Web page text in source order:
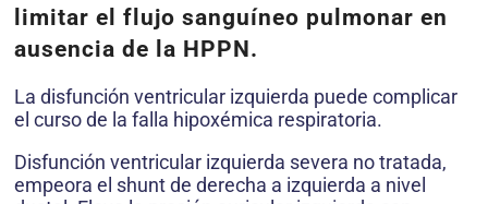
limitar el flujo sanguíneo pulmonar en
ausencia de la HPPN.
La disfunción ventricular izquierda puede complicar
el curso de la falla hipoxémica respiratoria.
Disfunción ventricular izquierda severa no tratada,
empeora el shunt de derecha a izquierda a nivel